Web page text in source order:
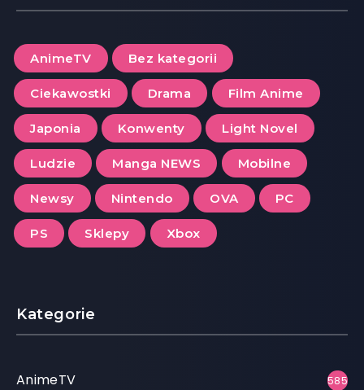
AnimeTV Bez kategorii
Ciekawostki Drama Film Anime
Japonia Konwenty Light Novel
Ludzie Manga NEWS Mobilne
Newsy Nintendo OVA PC
PS Sklepy Xbox
Kategorie
AnimeTV 585